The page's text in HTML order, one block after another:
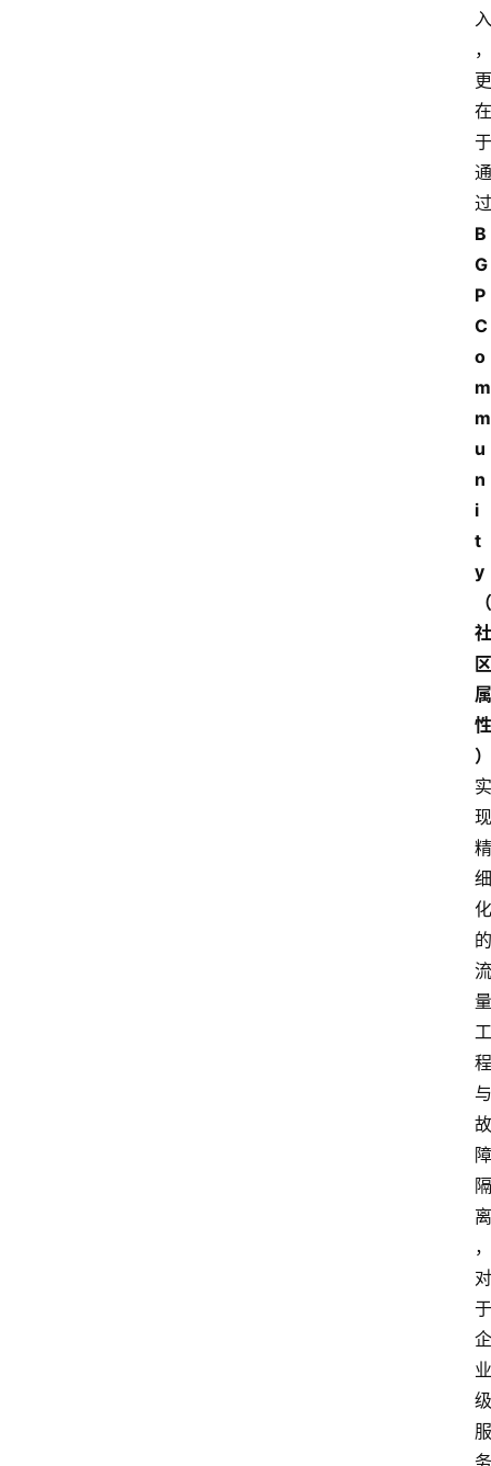
入
，
更
在
于
通
B
G
P
C
o
m
m
u
n
i
t
y
（
社
区
属
性
）
实
现
精
细
化
的
流
量
工
程
与
故
障
隔
离
，
对
于
企
业
级
服
务